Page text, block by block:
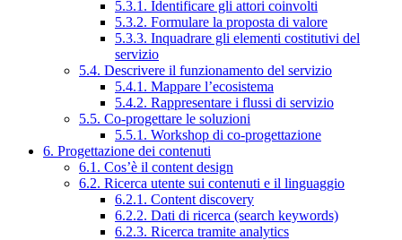
5.3.1. Identificare gli attori coinvolti
5.3.2. Formulare la proposta di valore
5.3.3. Inquadrare gli elementi costitutivi del
servizio
5.4. Descrivere il funzionamento del servizio
5.4.1. Mappare l’ecosistema
5.4.2. Rappresentare i flussi di servizio
5.5. Co-progettare le soluzioni
5.5.1. Workshop di co-progettazione
6. Progettazione dei contenuti
6.1. Cos’è il content design
6.2. Ricerca utente sui contenuti e il linguaggio
6.2.1. Content discovery
6.2.2. Dati di ricerca (search keywords)
6.2.3. Ricerca tramite analytics